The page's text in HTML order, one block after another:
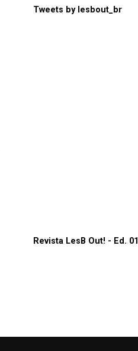
Tweets by lesbout_br
Revista LesB Out! - Ed. 01